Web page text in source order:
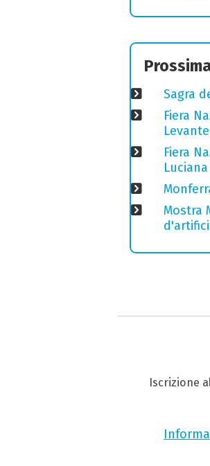
Sagra
Fiera
Fiera
Mostra
Iscrizione